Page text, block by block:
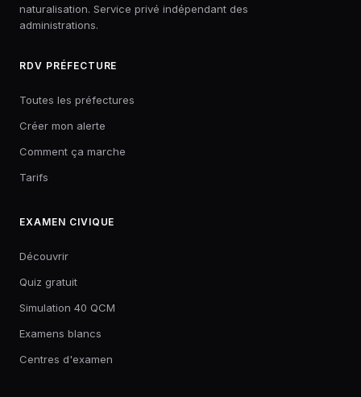
naturalisation. Service privé indépendant des
administrations.
RDV PRÉFECTURE
Toutes les préfectures
Créer mon alerte
Comment ça marche
Tarifs
EXAMEN CIVIQUE
Découvrir
Quiz gratuit
Simulation 40 QCM
Examens blancs
Centres d'examen